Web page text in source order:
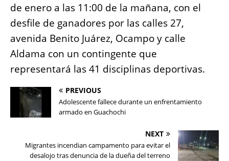
de enero a las 11:00 de la mañana, con el
desfile de ganadores por las calles 27,
avenida Benito Juárez, Ocampo y calle
Aldama con un contingente que
representará las 41 disciplinas deportivas.
PREVIOUS
Adolescente fallece durante un enfrentamiento
armado en Guachochi
NEXT
Migrantes incendian campamento para evitar el
desalojo tras denuncia de la dueña del terreno